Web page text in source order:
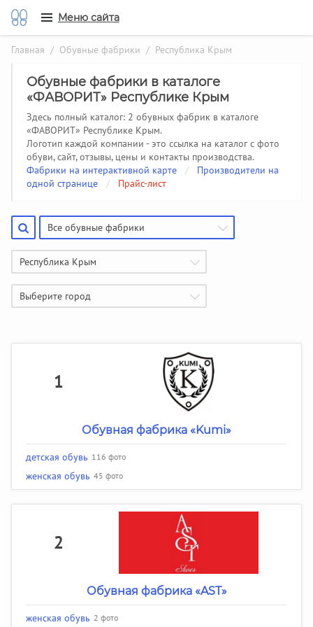
Меню сайта
Главная / Обувные фабрики / Республика Крым
Обувные фабрики в каталоге
«ФАВОРИТ» Республике Крым
Здесь полный каталог: 2 обувных фабрик в каталоге
«ФАВОРИТ» Республике Крым.
Логотип каждой компании - это ссылка на каталог с фото
обуви, сайт, отзывы, цены и контакты производства.
Фабрики на интерактивной карте
/
Производители на
одной странице
/ Прайс-лист
Все обувные фабрики
Республика Крым
Выберите город
1
Обувная фабрика «Kumi»
детская обувь 116 фото
женская обувь 45 фото
2
Обувная фабрика «AST»
женская обувь 2 фото